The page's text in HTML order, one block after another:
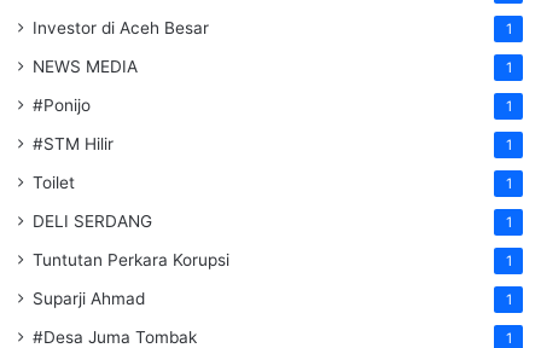
Investor di Aceh Besar 1
NEWS MEDIA 1
#Ponijo 1
#STM Hilir 1
Toilet 1
DELI SERDANG 1
Tuntutan Perkara Korupsi 1
Suparji Ahmad 1
#Desa Juma Tombak 1